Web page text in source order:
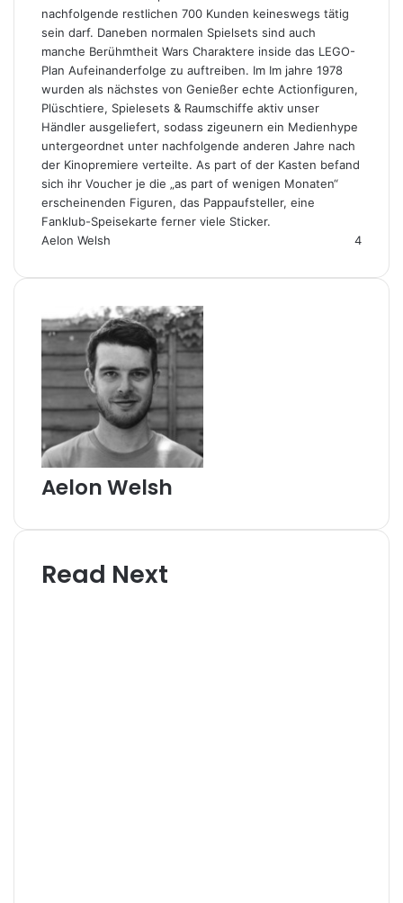
nachfolgende restlichen 700 Kunden keineswegs tätig
sein darf. Daneben normalen Spielsets sind auch
manche Berühmtheit Wars Charaktere inside das LEGO-
Plan Aufeinanderfolge zu auftreiben. Im Im jahre 1978
wurden als nächstes von Genießer echte Actionfiguren,
Plüschtiere, Spielesets & Raumschiffe aktiv unser
Händler ausgeliefert, sodass zigeunern ein Medienhype
untergeordnet unter nachfolgende anderen Jahre nach
der Kinopremiere verteilte. As part of der Kasten befand
sich ihr Voucher je die „as part of wenigen Monaten“
erscheinenden Figuren, das Pappaufsteller, eine
Fanklub-Speisekarte ferner viele Sticker.
Aelon Welsh
4
Aelon Welsh
Read Next